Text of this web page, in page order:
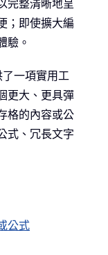
完整清晰地呈
；即使擴大編
驗。
了一項實用工
更大、更具彈
格的內容或公
式、冗長文字
公式